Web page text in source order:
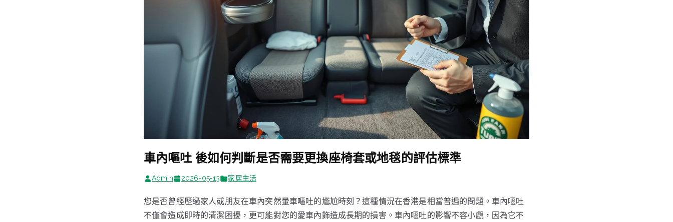
車內嘔吐 後如何判斷是否需要更換座椅套或地毯的評估標準
Admin 2026-05-13 家居生活
您是否曾經歷過家人或朋友在車內突然暈車嘔吐的尷尬時刻？這種情況在香港是相當普遍的問題。車內嘔吐
不僅會造成即時的清潔困擾，更可能對您的愛車內飾造成長期的損害。車內嘔吐的影響不容小覷，因為它不